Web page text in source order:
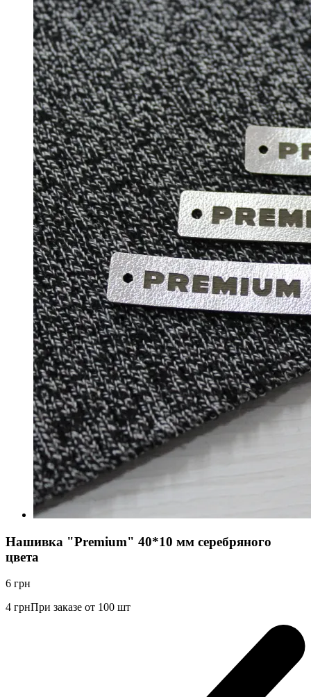
Нашивка "Premium" 40*10 мм серебряного
цвета
6 грн
4 грнПри заказе от 100 шт